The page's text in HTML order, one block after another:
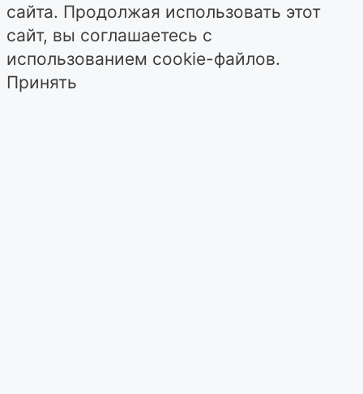
сайта. Продолжая использовать этот
сайт, вы соглашаетесь с
использованием cookie-файлов.
Принять